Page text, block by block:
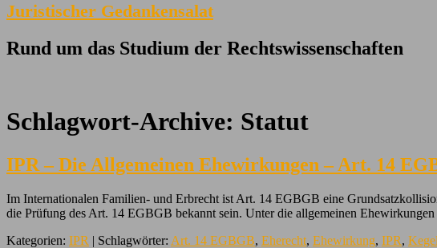
Juristischer Gedankensalat
Rund um das Studium der Rechtswissenschaften
Schlagwort-Archive: Statut
IPR – Die Allgemeinen Ehewirkungen – Art. 14
Im Internationalen Familien- und Erbrecht ist Art. 14 EGBGB eine
die Prüfung des Art. 14 EGBGB bekannt sein. Unter die allgemeinen
Kategorien: IPR | Schlagwörter: Art. 14 EGBGB, Eherecht, Ehewirkung, IPR, Kegel